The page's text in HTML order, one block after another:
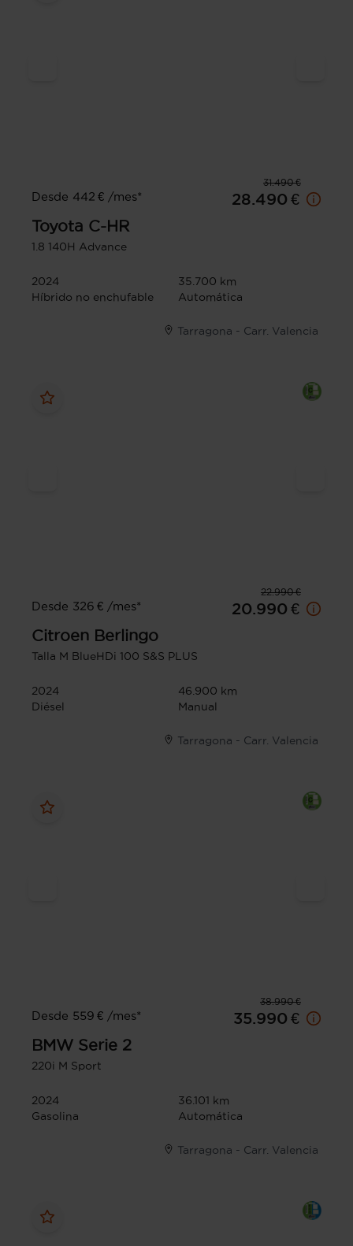
31.490 €
Desde 442 € /mes*
28.490 €
Toyota C-HR
1.8 140H Advance
2024
35.700 km
Híbrido no enchufable
Automática
Tarragona - Carr. Valencia
22.990 €
Desde 326 € /mes*
20.990 €
Citroen Berlingo
Talla M BlueHDi 100 S&S PLUS
2024
46.900 km
Diésel
Manual
Tarragona - Carr. Valencia
38.990 €
Desde 559 € /mes*
35.990 €
BMW Serie 2
220i M Sport
2024
36.101 km
Gasolina
Automática
Tarragona - Carr. Valencia